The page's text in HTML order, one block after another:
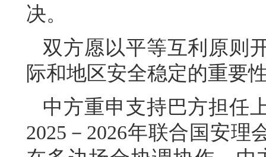
决。
双方愿以平等互利原则
际和地区安全稳定的重要
中方重申支持巴方担任
2025－2026年联合国安